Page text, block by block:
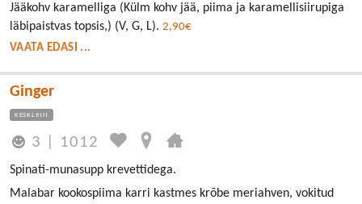
Jääkohv karamelliga (Külm kohv jää, piima ja karamellisiirupiga
läbipaistvas topsis,) (V, G, L). 2,90€
VAATA EDASI ...
Ginger
KESKLINN
3 1012
Spinati-munasupp krevettidega.
Malabar kookospiima karri kastmes krõbe meriahven, vokitud